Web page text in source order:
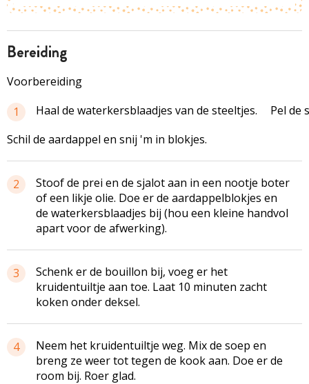
bereiding
Voorbereiding
1
Haal de waterkersblaadjes van de steeltjes.
Pel de
Schil de aardappel en snij 'm in blokjes.
2
Stoof de prei en de sjalot aan in een nootje boter
of een likje olie. Doe er de aardappelblokjes en
de waterkersblaadjes bij (hou een kleine handvol
apart voor de afwerking).
3
Schenk er de bouillon bij, voeg er het
kruidentuiltje aan toe. Laat 10 minuten zacht
koken onder deksel.
4
Neem het kruidentuiltje weg. Mix de soep en
breng ze weer tot tegen de kook aan. Doe er de
room bij. Roer glad.